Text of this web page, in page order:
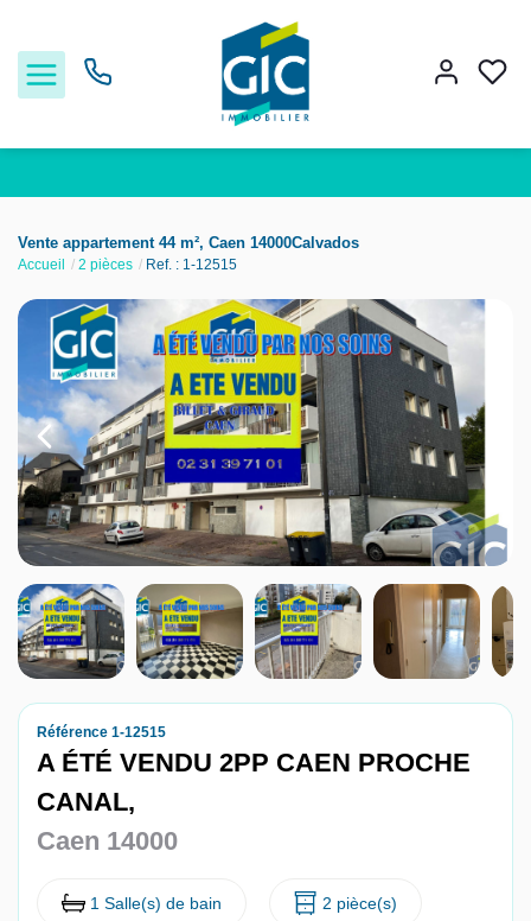
Acheter
Louer
Estimer
Nos services
Nos agences
Nous contacter
Nous rejoindre
Vente appartement 44 m², Caen 14000Calvados
Accueil 2 pièces Ref. : 1-12515
Référence 1-12515
A ÉTÉ VENDU 2PP CAEN PROCHE
CANAL,
Caen 14000
1 Salle(s) de bain 2 pièce(s)